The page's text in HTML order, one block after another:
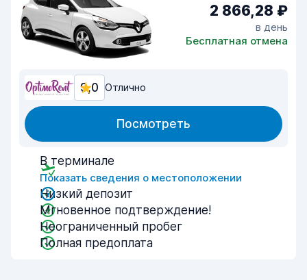
2 866,28 ₽
в день
Бесплатная отмена
9,0 Отлично
Посмотреть
В терминале
Показать сведения о местоположении
Низкий депозит
Мгновенное подтверждение!
Неограниченный пробег
Полная предоплата